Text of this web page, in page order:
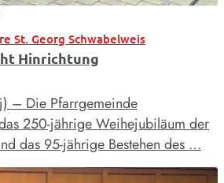
St. Georg Schwabelweis
Hinrichtung
– Die Pfarrgemeinde
250-jährige Weihejubiläum der
das 95-jährige Bestehen des …